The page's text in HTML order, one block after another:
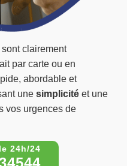
clairement
par carte ou en
abordable et
une simplicité et une
vos urgences de